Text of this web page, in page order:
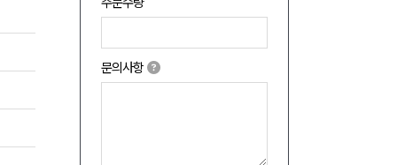
문의사항